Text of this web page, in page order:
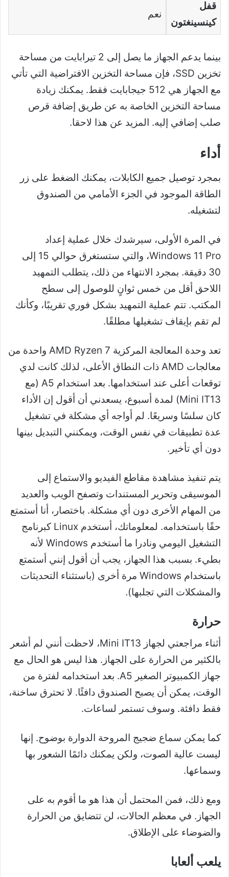
قفل
كينسينغتون
نعم
بينما يدعم الجهاز ما يصل إلى 2 تيرابايت من مساحة
تخزين SSD، فإن مساحة التخزين الافتراضية التي تأتي
مع الجهاز هي 512 جيجابايت فقط. يمكنك زيادة
مساحة التخزين الخاصة به عن طريق إضافة قرص
صلب إضافي إليه. المزيد عن هذا لاحقا.
أداء
بمجرد توصيل جميع الكابلات، يمكنك الضغط على زر
الطاقة الموجود في الجزء الأمامي من الصندوق
لتشغيله.
في المرة الأولى، سيرشدك خلال عملية إعداد
Windows 11 Pro، والتي ستستغرق حوالي 15 إلى
30 دقيقة. بمجرد الانتهاء من ذلك، يتطلب التمهيد
اللاحق أقل من خمس ثوانٍ للوصول إلى سطح
المكتب. تتم عملية التمهيد بشكل فوري تقريبًا، وكأنك
لم تقم بإيقاف تشغيلها مطلقًا.
تعد وحدة المعالجة المركزية AMD Ryzen 7 واحدة من
معالجات AMD ذات النطاق الأعلى، لذلك كانت لدي
توقعات أعلى عند استخدامها. بعد استخدام A5 (مع
Mini IT13) لمدة أسبوع، يسعدني أن أقول إن الأداء
كان سلسًا وسريعًا. لم أواجه أي مشكلة في تشغيل
عدة تطبيقات في نفس الوقت، ويمكنني التبديل بينها
دون أي تأخير.
يتم تنفيذ مشاهدة مقاطع الفيديو والاستماع إلى
الموسيقى وتحرير المستندات وتصفح الويب والعديد
من المهام الأخرى دون أي مشكلة. باختصار، أنا أستمتع
حقًا باستخدامه. لمعلوماتك، أستخدم Linux كبرنامج
التشغيل اليومي ونادرا ما أستخدم Windows لأنه
بطيء. بسبب هذا الجهاز، يجب أن أقول إنني أستمتع
باستخدام Windows مرة أخرى (باستثناء التحديثات
والمشكلات التي تجلبها).
حرارة
أثناء مراجعتي لجهاز Mini IT13، لاحظت أنني لم أشعر
بالكثير من الحرارة على الجهاز. هذا ليس هو الحال مع
جهاز الكمبيوتر الصغير A5. بعد استخدامه لفترة من
الوقت، يمكن أن يصبح الصندوق دافئًا. لا تحترق ساخنة،
فقط دافئة. وسوف تستمر لساعات.
كما يمكن سماع ضجيج المروحة الدوارة بوضوح. إنها
ليست عالية الصوت، ولكن يمكنك دائمًا الشعور بها
وسماعها.
ومع ذلك، فمن المحتمل أن هذا هو ما أقوم به على
الجهاز. في معظم الحالات، لن تتضايق من الحرارة
والضوضاء على الإطلاق.
يلعب ألعابا